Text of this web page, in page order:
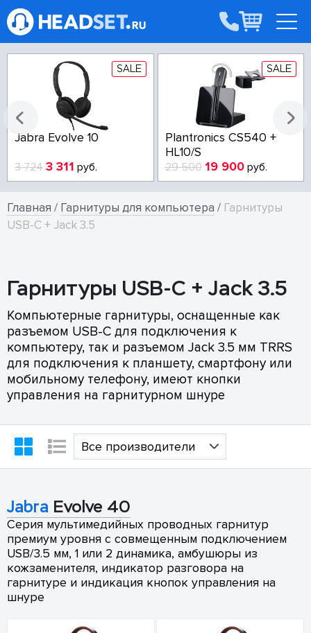
SALE
Jabra Evolve 10
3 724 3 311 руб.
SALE
Plantronics CS540 +
HL10/S
29 500 19 900руб.
Главная / Гарнитуры для компьютера / Гарнитуры
USB-C + Jack 3.5
Гарнитуры USB-C + Jack 3.5
Компьютерные гарнитуры, оснащенные как
разъемом USB-C для подключения к
компьютеру, так и разъемом Jack 3.5 мм TRRS
для подключения к планшету, смартфону или
мобильному телефону, имеют кнопки
управления на гарнитурном шнуре
Все производители
Jabra Evolve 40
Серия мультимедийных проводных гарнитур
премиум уровня с совмещенным подключением
USB/3.5 мм, 1 или 2 динамика, амбушюры из
кожзаменителя, индикатор разговора на
гарнитуре и индикация кнопок управления на
шнуре